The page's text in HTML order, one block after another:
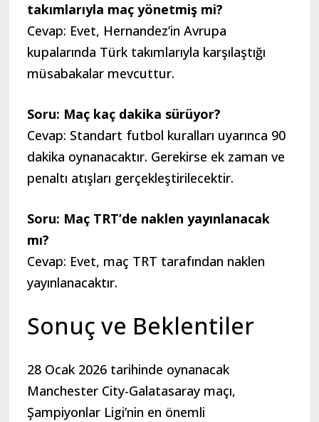
takımlarıyla maç yönetmiş mi?
Cevap: Evet, Hernandez’in Avrupa
kupalarında Türk takımlarıyla karşılaştığı
müsabakalar mevcuttur.
Soru: Maç kaç dakika sürüyor?
Cevap: Standart futbol kuralları uyarınca 90
dakika oynanacaktır. Gerekirse ek zaman ve
penaltı atışları gerçekleştirilecektir.
Soru: Maç TRT’de naklen yayınlanacak
mı?
Cevap: Evet, maç TRT tarafından naklen
yayınlanacaktır.
Sonuç ve Beklentiler
28 Ocak 2026 tarihinde oynanacak
Manchester City-Galatasaray maçı,
Şampiyonlar Ligi’nin en önemli